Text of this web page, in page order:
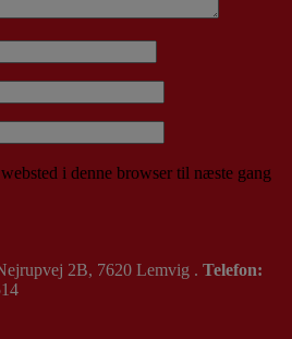
i denne browser til næste gang
2B, 7620 Lemvig . Telefon: